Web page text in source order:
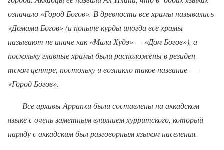
означало «Город Богов». В древности все храмы на­зывались
«Домами Богов» (и поныне курды иногда все храмы
называют не иначе как «Мала Худэ» — «Дом Богов»), а
поскольку главные храмы были расположены в резиден­
тском центре, постольку и возникло такое название —
«Город Богов».
Все архивы Аррапхи были составлены на аккадском
языке с очень заметным влиянием хурритского, который
наряду с аккадским был разговорным языком населения.